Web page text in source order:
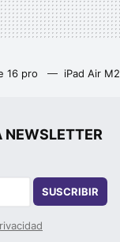
16 pro iPad Air
SUSCRIBIR